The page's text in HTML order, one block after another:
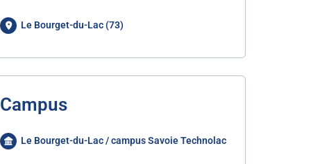
Le Bourget-du-Lac (73)
Campus
Le Bourget-du-Lac / campus Savoie Technolac